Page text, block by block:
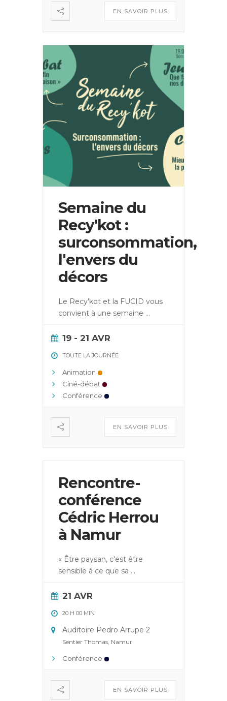
EN SAVOIR PLUS
Semaine du
Recy'kot :
surconsommation,
l'envers du
décors
Le Recy’kot et la FUCID vous
convient à une semaine ...
19 - 21 AVR
TOUTE LA JOURNÉE
Animation
Ciné-débat
Conférence
EN SAVOIR PLUS
Rencontre-
conférence
Cédric Herrou
à Namur
« Être paysan, c'est être
sensible à ce que sa ...
21 AVR
20 H 00 MIN
Auditoire Pedro Arrupe 2
Sentier Thomas, Namur
Conférence
EN SAVOIR PLUS